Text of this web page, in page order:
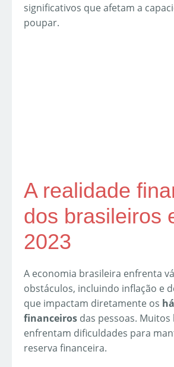
significativos que afetam a
poupar.
A realidade
dos brasileiros
2023
A economia brasileira enfrenta
obstáculos, incluindo inflação e
que impactam diretamente os
financeiros das pessoas.
enfrentam dificuldades para
reserva financeira.